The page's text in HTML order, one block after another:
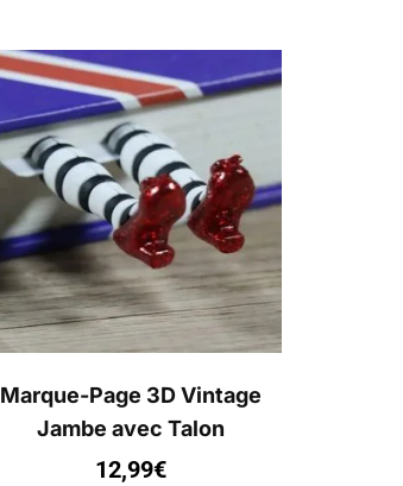
Marque-Page 3D Vintage
Jambe avec Talon
12,99€